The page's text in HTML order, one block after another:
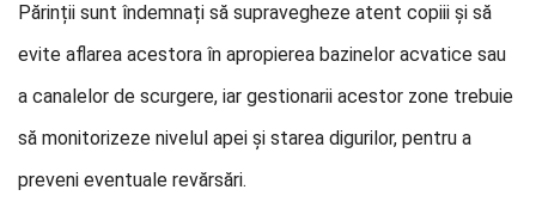
Părinții sunt îndemnați să supravegheze atent copiii și să
evite aflarea acestora în apropierea bazinelor acvatice sau
a canalelor de scurgere, iar gestionarii acestor zone trebuie
să monitorizeze nivelul apei și starea digurilor, pentru a
preveni eventuale revărsări.